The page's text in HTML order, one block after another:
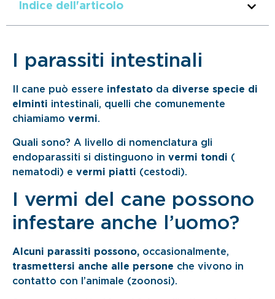
Indice dell'articolo
I parassiti intestinali
Il cane può essere infestato da diverse specie di
elminti intestinali, quelli che comunemente
chiamiamo vermi.
Quali sono? A livello di nomenclatura gli
endoparassiti si distinguono in vermi tondi (
nematodi) e vermi piatti (cestodi).
I vermi del cane possono
infestare anche l’uomo?
Alcuni parassiti possono, occasionalmente,
trasmettersi anche alle persone che vivono in
contatto con l’animale (zoonosi).